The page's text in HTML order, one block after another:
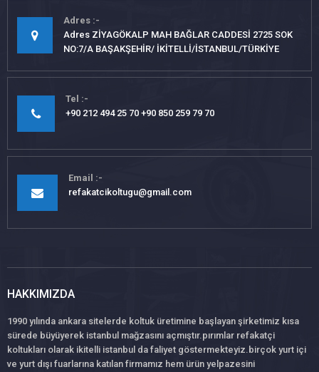
Adres
Adres ZİYAGÖKALP MAH BAĞLAR CADDESİ 2725 SOK
NO:7/A BAŞAKŞEHİR/ İKİTELLİ/İSTANBUL/TÜRKİYE
Tel
+90 212 494 25 70 +90 850 259 79 70
Email
refakatcikoltugu@gmail.com
HAKKIMIZDA
1990 yılında ankara sitelerde koltuk üretimine başlayan şirketimiz kısa
sürede büyüyerek istanbul mağzasını açmıştır.pırımlar refakatçi
koltukları olarak ikitelli istanbul da faliyet göstermekteyiz.birçok yurt içi
ve yurt dışı fuarlarına katılan firmamız hem ürün yelpazesini